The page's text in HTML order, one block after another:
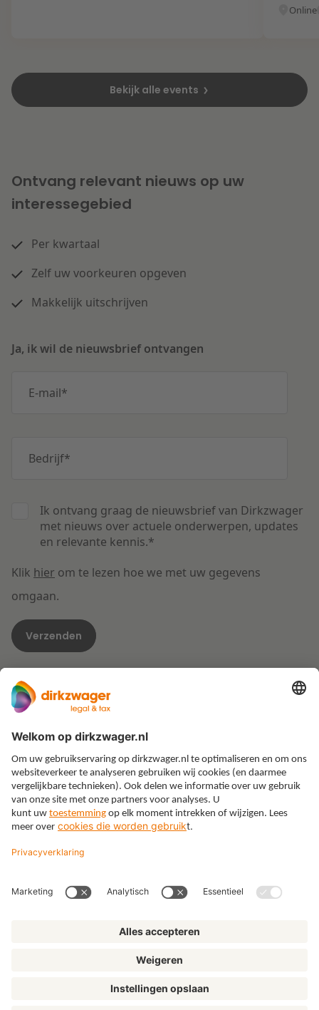
Online
Bekijk alle events
Ontvang relevant nieuws op uw
interessegebied
Per kwartaal
Zelf uw voorkeuren opgeven
Makkelijk uitschrijven
Ja, ik wil de nieuwsbrief ontvangen
E-mail*
Bedrijf*
Ik ontvang graag de nieuwsbrief van Dirkzwager
met nieuws over actuele onderwerpen, updates
en relevante kennis.*
Klik hier om te lezen hoe we met uw gegevens
omgaan.
Expertises
Thema’s